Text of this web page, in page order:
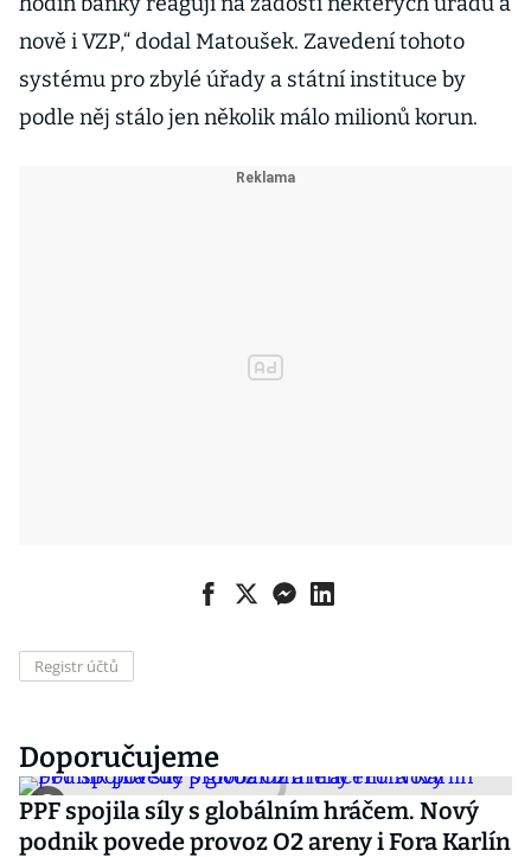
nově i VZP,“ dodal Matoušek. Zavedení tohoto
systému pro zbylé úřady a státní instituce by
podle něj stálo jen několik málo milionů korun.
Registr účtů
Doporučujeme
PPF spojila síly s globálním hráčem. Nový
podnik povede provoz O2 areny i Fora Karlín